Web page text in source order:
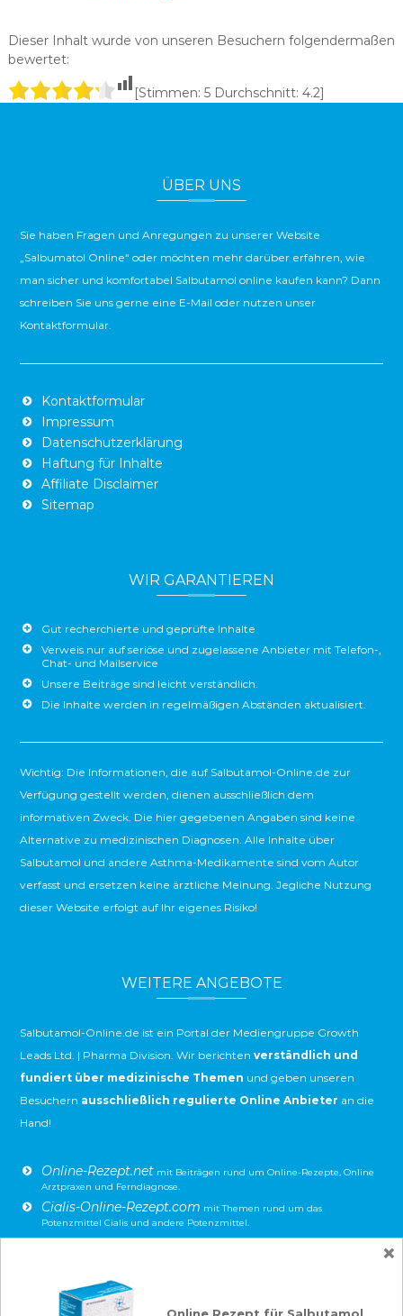
Dieser Inhalt wurde von unseren Besuchern folgendermaßen
bewertet:
[Stimmen: 5Durchschnitt: 4.2]
ÜBER UNS
Sie haben Fragen und Anregungen zu unserer Website
„Salbumatol Online“ oder möchten mehr darüber erfahren, wie
man sicher und komfortabel Salbutamol online kaufen kann? Dann
schreiben Sie uns gerne eine E-Mail oder nutzen unser
Kontaktformular.
Kontaktformular
Impressum
Datenschutzerklärung
Haftung für Inhalte
Affiliate Disclaimer
Sitemap
WIR GARANTIEREN
Gut recherchierte und geprüfte Inhalte
Verweis nur auf seriöse und zugelassene Anbieter mit Telefon-,
Chat- und Mailservice
Unsere Beiträge sind leicht verständlich.
Die Inhalte werden in regelmäßigen Abständen aktualisiert.
Wichtig: Die Informationen, die auf Salbutamol-Online.de zur
Verfügung gestellt werden, dienen ausschließlich dem
informativen Zweck. Die hier gegebenen Angaben sind keine
Alternative zu medizinischen Diagnosen. Alle Inhalte über
Salbutamol und andere Asthma-Medikamente sind vom Autor
verfasst und ersetzen keine ärztliche Meinung. Jegliche Nutzung
dieser Website erfolgt auf Ihr eigenes Risiko!
WEITERE ANGEBOTE
Salbutamol-Online.de ist ein Portal der Mediengruppe Growth
Leads Ltd. | Pharma Division. Wir berichten verständlich und
fundiert über medizinische Themen und geben unseren
Besuchern ausschließlich regulierte Online Anbieter an die
Hand!
Online-Rezept.netmit Beiträgen rund um Online-Rezepte, Online
Arztpraxen und Ferndiagnose.
Cialis-Online-Rezept.com mit Themen rund um das
Potenzmittel Cialis und andere Potenzmittel.
Viagra-Online-Rezept.com
Finasterid-Online.com
Haarausfall und Prostata-Beschwerden.
×